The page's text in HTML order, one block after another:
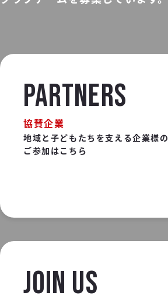
PARTNERS
協賛企業
地域と子どもたちを支える企業様の
ご参加はこちら
JOIN US